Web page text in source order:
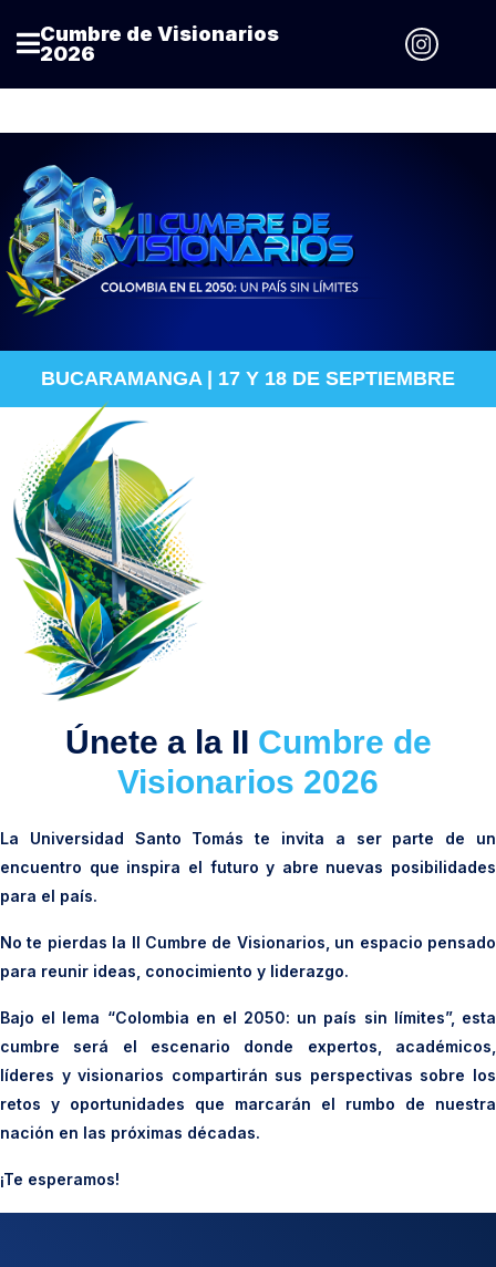
Cumbre de Visionarios
2026
BUCARAMANGA | 17 Y 18 DE SEPTIEMBRE
Únete a la II Cumbre de
Visionarios 2026
La Universidad Santo Tomás te invita a ser parte de un
encuentro que inspira el futuro y abre nuevas posibilidades
para el país.
No te pierdas la II Cumbre de Visionarios, un espacio pensado
para reunir ideas, conocimiento y liderazgo.
Bajo el lema “Colombia en el 2050: un país sin límites”, esta
cumbre será el escenario donde expertos, académicos,
líderes y visionarios compartirán sus perspectivas sobre los
retos y oportunidades que marcarán el rumbo de nuestra
nación en las próximas décadas.
¡Te esperamos!